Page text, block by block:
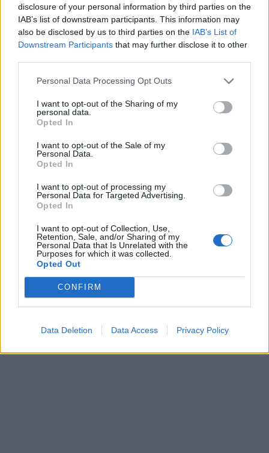
disclosure of your personal information by third parties on the
IAB’s list of downstream participants. This information may
also be disclosed by us to third parties on the IAB’s List of
Downstream Participants that may further disclose it to other
Personal Data Processing Opt Outs
I want to opt-out of the Sharing of my
personal data.
Opted In
I want to opt-out of the Sale of my
Personal Data.
Opted In
I want to opt-out of processing my
Personal Data for Targeted Advertising.
Opted In
I want to opt-out of Collection, Use,
Retention, Sale, and/or Sharing of my
Personal Data that Is Unrelated with the
Purposes for which it was collected.
Opted Out
CONFIRM
Data Deletion Data Access Privacy Policy
di dossier. Chi lo nega o non sa di cosa stiamo
parlando o mente consapevolmente. Ma
proprio per questo l’occasione è d’oro per il
sistema meno inquinato è operazione da libri
di storia.
"Reato gravissimo, i dati il
nuovo petrolio": anche Renzi